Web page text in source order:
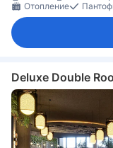
Отопление
Deluxe Double